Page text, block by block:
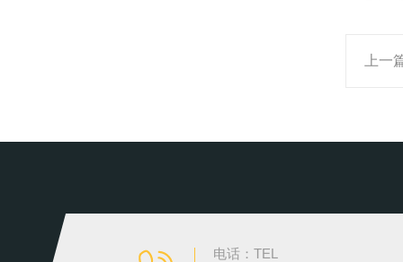
上一
电话：TEL